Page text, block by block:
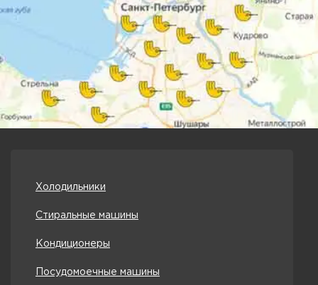
Холодильники
Стиральные машины
Кондиционеры
Посудомоечные машины